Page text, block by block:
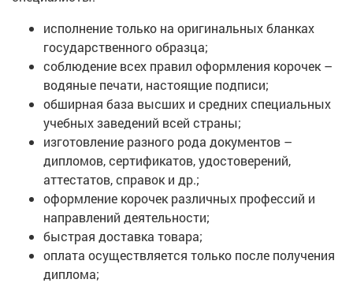
исполнение только на оригинальных бланках
государственного образца;
соблюдение всех правил оформления корочек –
водяные печати, настоящие подписи;
обширная база высших и средних специальных
учебных заведений всей страны;
изготовление разного рода документов –
дипломов, сертификатов, удостоверений,
аттестатов, справок и др.;
оформление корочек различных профессий и
направлений деятельности;
быстрая доставка товара;
оплата осуществляется только после получения
диплома;